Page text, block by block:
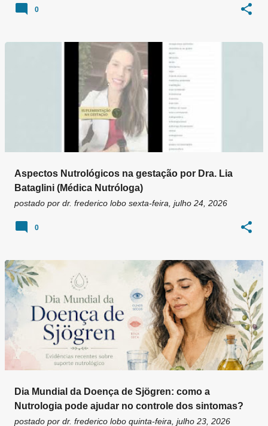
0
Aspectos Nutrológicos na gestação por Dra. Lia
Bataglini (Médica Nutróloga)
postado por dr. frederico lobo sexta-feira, julho 24, 2026
0
Dia Mundial da Doença de Sjögren: como a
Nutrologia pode ajudar no controle dos sintomas?
postado por dr. frederico lobo quinta-feira, julho 23, 2026